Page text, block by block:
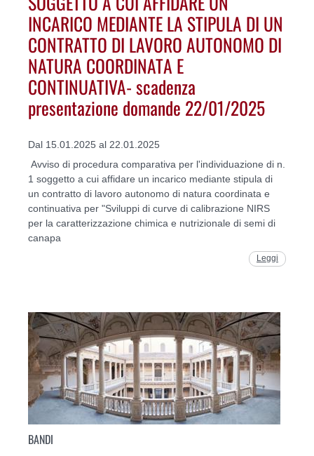
INCARICO MEDIANTE LA STIPULA DI UN
CONTRATTO DI LAVORO AUTONOMO DI
NATURA COORDINATA E
CONTINUATIVA- scadenza
presentazione domande 22/01/2025
Dal 15.01.2025 al 22.01.2025
Avviso di procedura comparativa per l'individuazione di n.
1 soggetto a cui affidare un incarico mediante stipula di
un contratto di lavoro autonomo di natura coordinata e
continuativa per "Sviluppi di curve di calibrazione NIRS
per la caratterizzazione chimica e nutrizionale di semi di
canapa
Leggi
BANDI